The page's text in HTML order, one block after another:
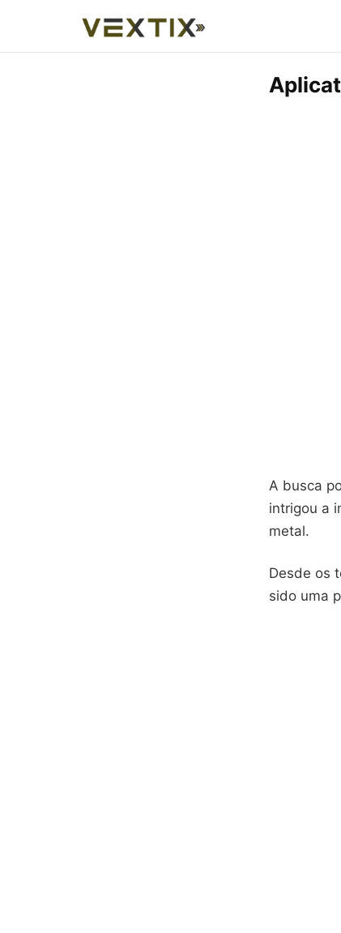
A busca
intrigou a
metal.
Desde os
sido uma